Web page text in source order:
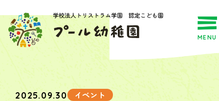
MENU
2025.09.30 イベント